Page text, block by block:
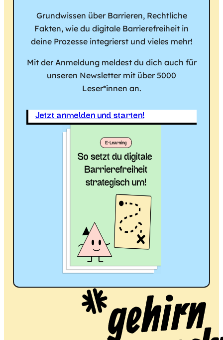
Grundwissen über Barrieren, Rechtliche
Fakten, wie du digitale Barrierefreiheit in
deine Prozesse integrierst und vieles mehr!
Mit der Anmeldung meldest du dich auch für
unseren Newsletter mit über 5000
Leser*innen an.
Jetzt anmelden und starten!